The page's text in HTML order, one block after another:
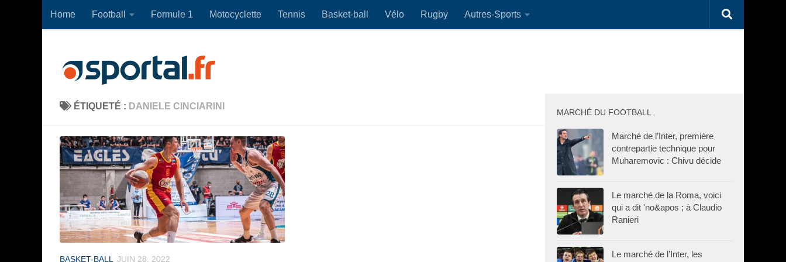
Skip to content
Home Football Formule 1 Motocyclette Tennis Basket-ball Vélo Rugby Autres-Sports
ÉTIQUETÉ : DANIELE CINCIARINI
BASKET-BALL JUIN 28, 2022
MARCHÉ DU FOOTBALL
Marché de l’Inter, première
contrepartie technique pour
Muharemovic : Chivu décide
Le marché de la Roma, voici
qui a dit 'no&apos ; à Claudio
Ranieri
Le marché de l’Inter, les